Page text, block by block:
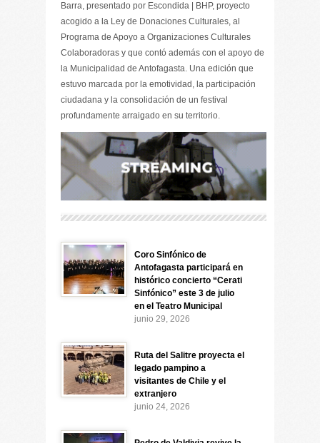
Barra, presentado por Escondida | BHP, proyecto
acogido a la Ley de Donaciones Culturales, al
Programa de Apoyo a Organizaciones Culturales
Colaboradoras y que contó además con el apoyo de
la Municipalidad de Antofagasta. Una edición que
estuvo marcada por la emotividad, la participación
ciudadana y la consolidación de un festival
profundamente arraigado en su territorio.
Coro Sinfónico de
Antofagasta participará en
histórico concierto “Cerati
Sinfónico” este 3 de julio
en el Teatro Municipal
junio 29, 2026
Ruta del Salitre proyecta el
legado pampino a
visitantes de Chile y el
extranjero
junio 24, 2026